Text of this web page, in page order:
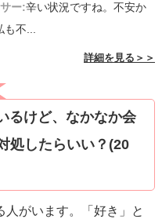
ー:辛い状況ですね。不安か
不...
詳細を見る＞＞
るけど、なかなか会
処したらいい？(20
人がいます。「好き」と